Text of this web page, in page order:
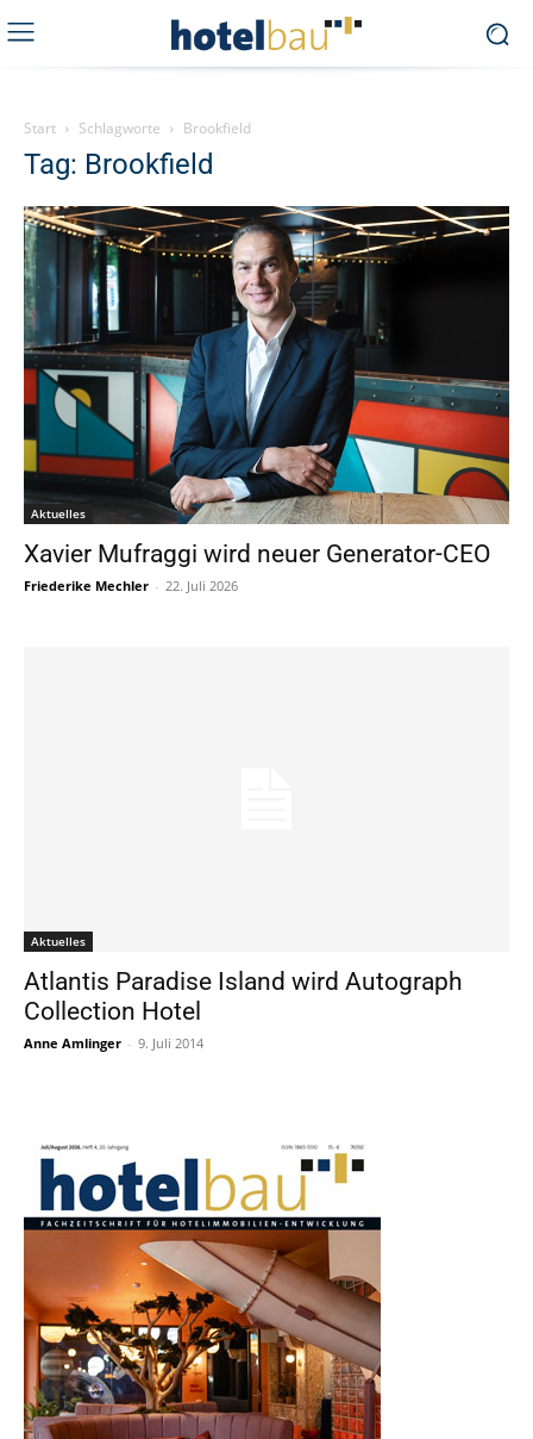
Start Schlagworte Brookfield
Tag: Brookfield
Aktuelles
Xavier Mufraggi wird neuer Generator-CEO
Friederike Mechler - 22. Juli 2026
Aktuelles
Atlantis Paradise Island wird Autograph
Collection Hotel
Anne Amlinger - 9. Juli 2014